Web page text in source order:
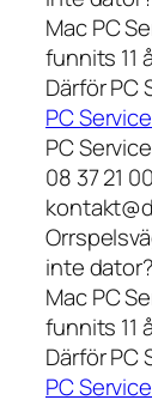
Mac PC
funnits 11
Därför PC
PC
PC
08 37 21
inte
Mac PC
funnits 11
Därför PC
PC